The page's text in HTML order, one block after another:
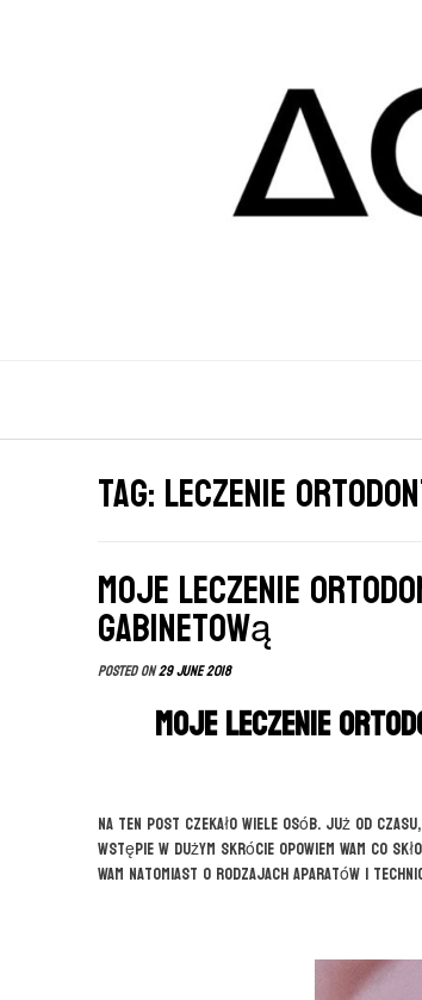
Tag: leczenie
Moje leczenie
gabinetową
Posted on29 June 2018
Moje leczenie
Na ten post czekało wiele osób. Już od
wstępie w dużym skrócie opowiem Wam co
Wam natomiast o rodzajach aparatów i